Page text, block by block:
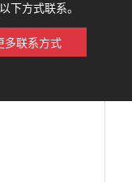
下方式联系。
多联系方式